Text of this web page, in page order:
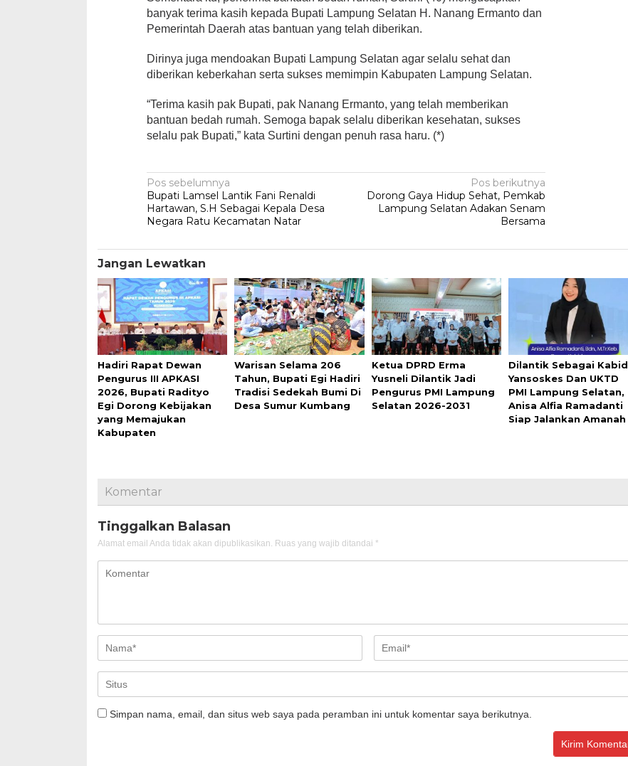
banyak terima kasih kepada Bupati Lampung Selatan H. Nanang Ermanto dan
Pemerintah Daerah atas bantuan yang telah diberikan.
Dirinya juga mendoakan Bupati Lampung Selatan agar selalu sehat dan
diberikan keberkahan serta sukses memimpin Kabupaten Lampung Selatan.
“Terima kasih pak Bupati, pak Nanang Ermanto, yang telah memberikan
bantuan bedah rumah. Semoga bapak selalu diberikan kesehatan, sukses
selalu pak Bupati,” kata Surtini dengan penuh rasa haru. (*)
Navigasi
pos
Pos sebelumnya
Bupati Lamsel Lantik Fani Renaldi
Hartawan, S.H Sebagai Kepala Desa
Negara Ratu Kecamatan Natar
Pos berikutnya
Dorong Gaya Hidup Sehat, Pemkab
Lampung Selatan Adakan Senam
Bersama
Jangan Lewatkan
Hadiri Rapat Dewan
Pengurus III APKASI
2026, Bupati Radityo
Egi Dorong Kebijakan
yang Memajukan
Kabupaten
Warisan Selama 206
Tahun, Bupati Egi Hadiri
Tradisi Sedekah Bumi Di
Desa Sumur Kumbang
Ketua DPRD Erma
Yusneli Dilantik Jadi
Pengurus PMI Lampung
Selatan 2026-2031
Dilantik Sebagai Kabid
Yansoskes Dan UKTD
PMI Lampung Selatan,
Anisa Alfia Ramadanti
Siap Jalankan Amanah
Komentar
Tinggalkan Balasan
Alamat email Anda tidak akan dipublikasikan. Ruas yang wajib ditandai *
Simpan nama, email, dan situs web saya pada peramban ini untuk komentar saya berikutnya.